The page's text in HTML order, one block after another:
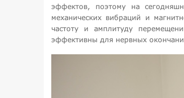
эффектов, поэтому на
механических вибраций и
частоту и амплитуду
эффективны для нервных